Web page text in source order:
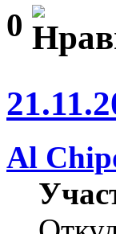
0
Al